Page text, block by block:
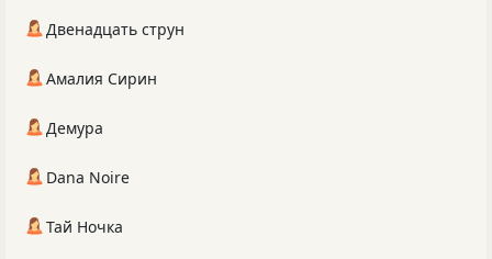
Двенадцать струн
Амалия Сирин
Демура
Dana Noire
Тай Ночка